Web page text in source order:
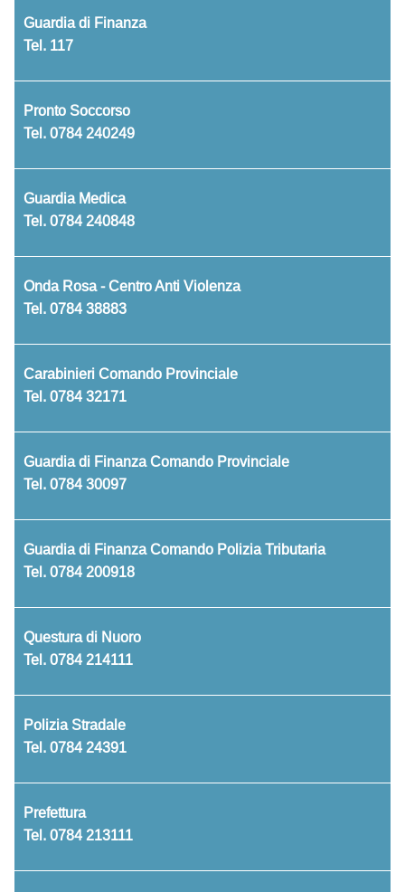
Guardia di Finanza
Tel. 117
Pronto Soccorso
Tel. 0784 240249
Guardia Medica
Tel. 0784 240848
Onda Rosa - Centro Anti Violenza
Tel. 0784 38883
Carabinieri Comando Provinciale
Tel. 0784 32171
Guardia di Finanza Comando Provinciale
Tel. 0784 30097
Guardia di Finanza Comando Polizia Tributaria
Tel. 0784 200918
Questura di Nuoro
Tel. 0784 214111
Polizia Stradale
Tel. 0784 24391
Prefettura
Tel. 0784 213111